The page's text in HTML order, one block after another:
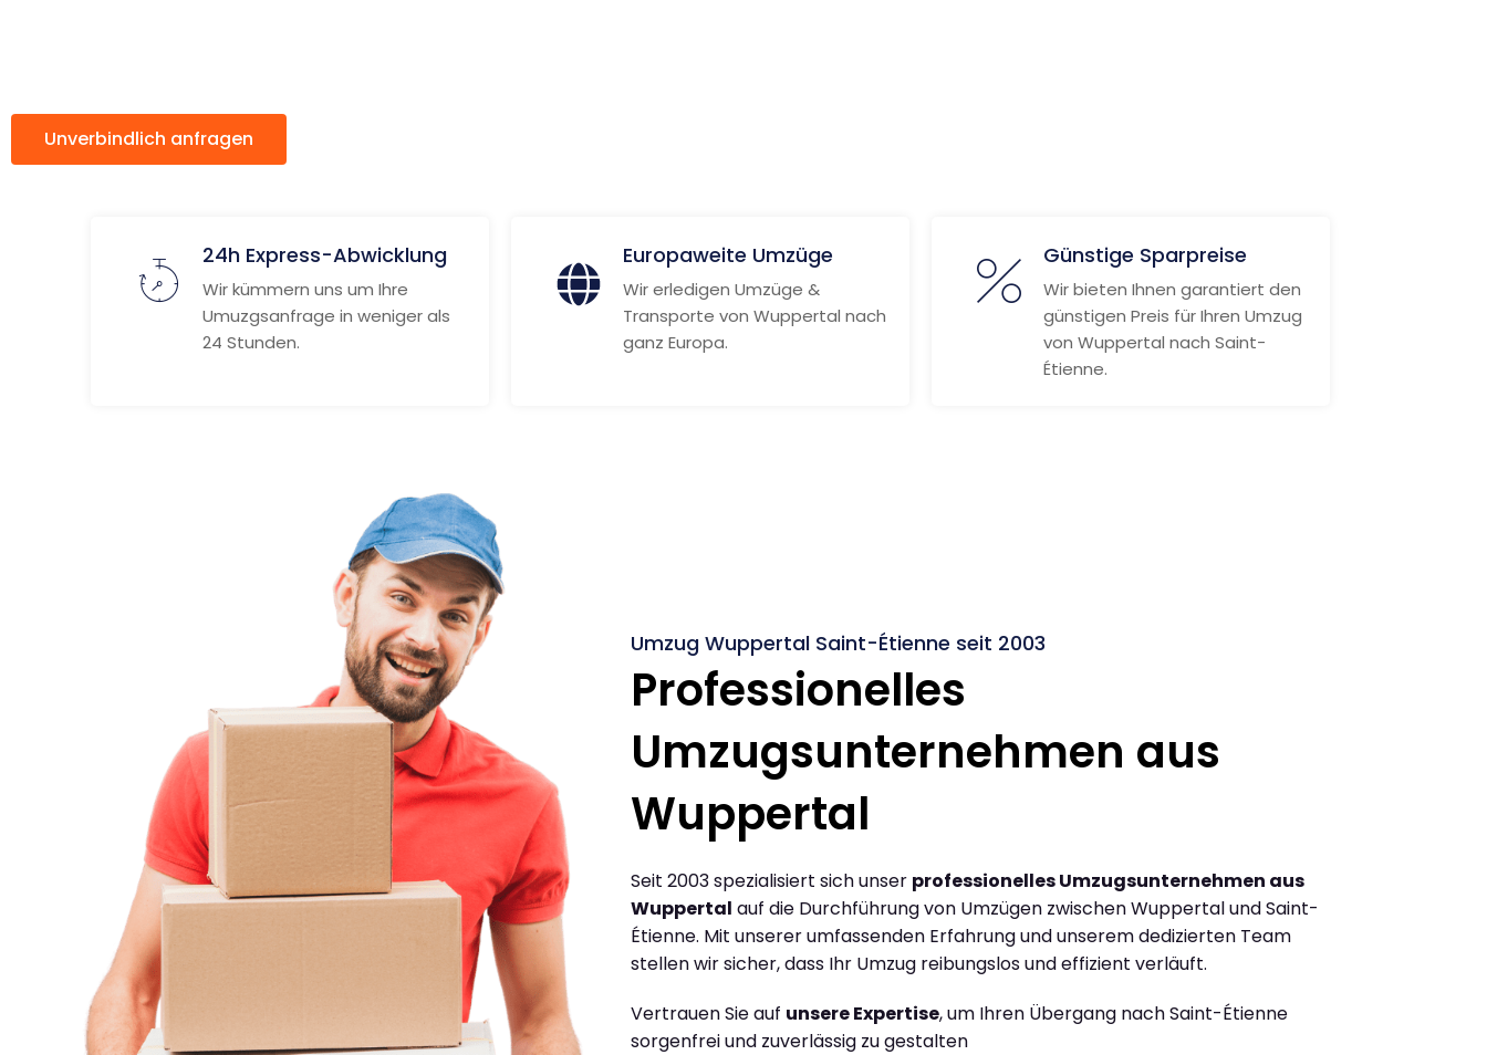
Unverbindlich anfragen
24h Express-Abwicklung
Wir kümmern uns um Ihre
Umuzgsanfrage in weniger als
24 Stunden.
Europaweite Umzüge
Wir erledigen Umzüge &
Transporte von Wuppertal nach
ganz Europa.
Günstige Sparpreise
Wir bieten Ihnen garantiert den
günstigen Preis für Ihren Umzug
von Wuppertal nach Saint-
Étienne.
Umzug Wuppertal Saint-Étienne seit 2003
Professionelles
Umzugsunternehmen aus
Wuppertal
Seit 2003 spezialisiert sich unser professionelles Umzugsunternehmen aus
Wuppertal auf die Durchführung von Umzügen zwischen Wuppertal und Saint-
Étienne. Mit unserer umfassenden Erfahrung und unserem dedizierten Team
stellen wir sicher, dass Ihr Umzug reibungslos und effizient verläuft.
Vertrauen Sie auf unsere Expertise, um Ihren Übergang nach Saint-Étienne
sorgenfrei und zuverlässig zu gestalten